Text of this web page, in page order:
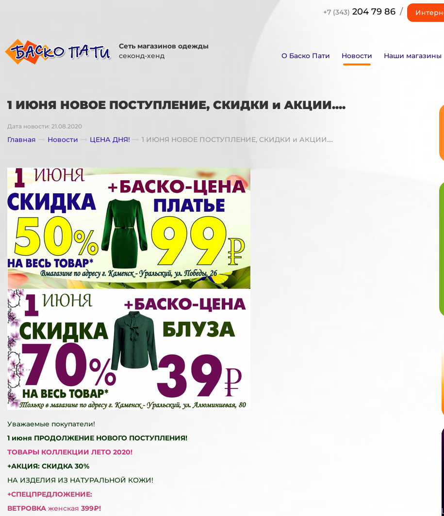
+7 (343) 204 79 86 /
Сеть магазинов одежды
секонд-хенд
О Баско Пати Новости Наши магазины
1 ИЮНЯ НОВОЕ ПОСТУПЛЕНИЕ, СКИДКИ и АКЦИИ....
Дата новости: 21.08.2020
Главная Новости ЦЕНА ДНЯ! 1 ИЮНЯ НОВОЕ ПОСТУПЛЕНИЕ, СКИДКИ и АКЦИИ....
Уважаемые покупатели!
1 июня ПРОДОЛЖЕНИЕ НОВОГО ПОСТУПЛЕНИЯ!
ТОВАРЫ КОЛЛЕКЦИИ ЛЕТО 2020!
+АКЦИЯ: СКИДКА 30%
НА ИЗДЕЛИЯ ИЗ НАТУРАЛЬНОЙ КОЖИ!
+СПЕЦПРЕДЛОЖЕНИЕ:
ВЕТРОВКА женская 399₽!